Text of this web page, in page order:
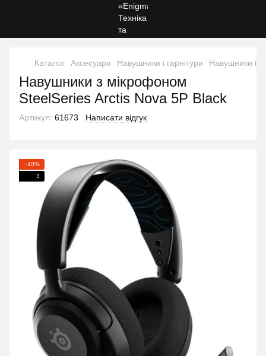
Каталог Аксесуари Навушники і гарнітури Навушники і
Навушники з мікрофоном
SteelSeries Arctis Nova 5P Black
Артикул: 61673 Написати відгук
−40%
3